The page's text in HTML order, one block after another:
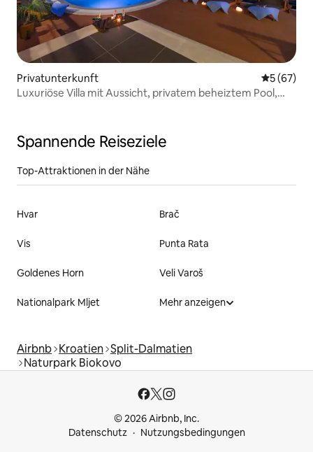
Privatunterkunft
5 (67)
Luxuriöse Villa mit Aussicht, privatem beheiztem Pool,
Spannende Reiseziele
Top-Attraktionen in der Nähe
Hvar Brač
Vis Punta Rata
Goldenes Horn Veli Varoš
Nationalpark Mljet Mehr anzeigen
Airbnb Kroatien Split-Dalmatien
Naturpark Biokovo
© 2026 Airbnb, Inc.
Datenschutz
Nutzungsbedingungen